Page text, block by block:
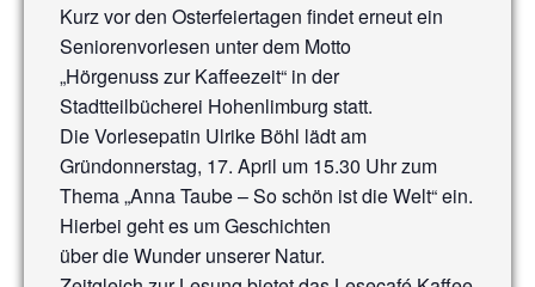
Kurz vor den Osterfeiertagen findet erneut ein
Seniorenvorlesen unter dem Motto
„Hörgenuss zur Kaffeezeit“ in der
Stadtteilbücherei Hohenlimburg statt.
Die Vorlesepatin Ulrike Böhl lädt am
Gründonnerstag, 17. April um 15.30 Uhr zum
Thema „Anna Taube – So schön ist die Welt“ ein.
Hierbei geht es um Geschichten
über die Wunder unserer Natur.